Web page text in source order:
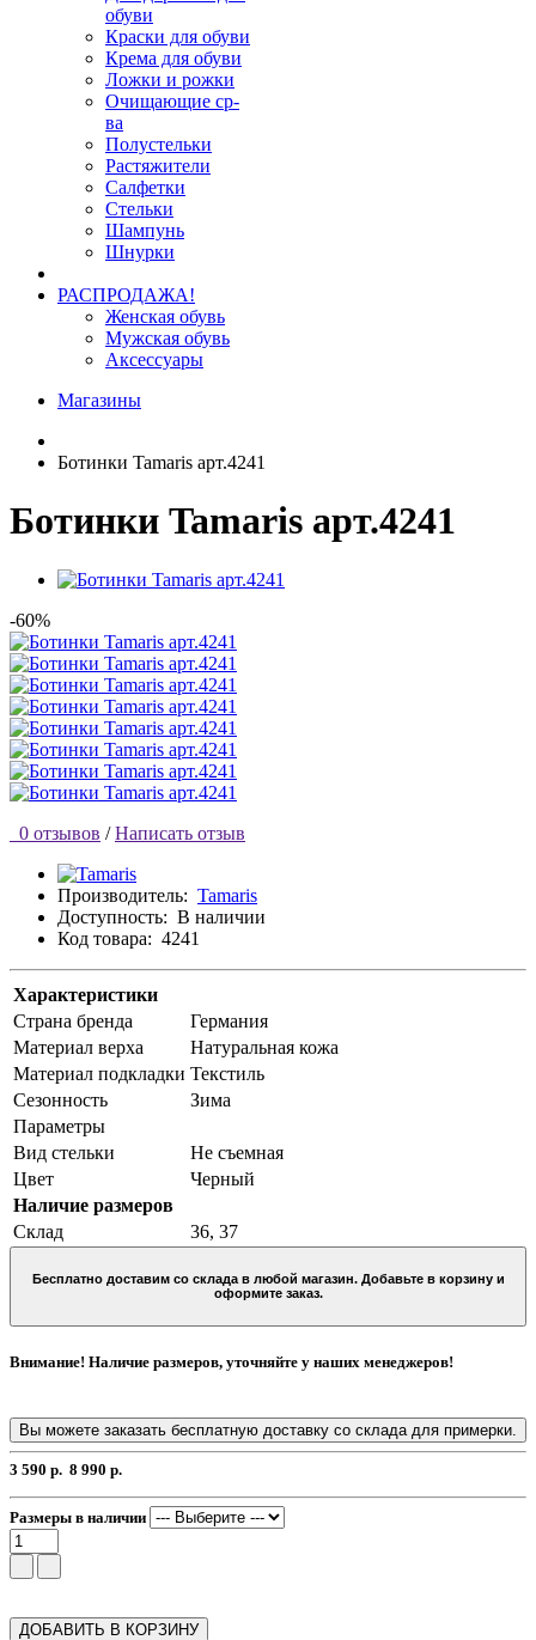
обуви
Краски для обуви
Крема для обуви
Ложки и рожки
Очищающие ср-
ва
Полустельки
Растяжители
Салфетки
Стельки
Шампунь
Шнурки
РАСПРОДАЖА!
Женская обувь
Мужская обувь
Аксессуары
Магазины
Ботинки Tamaris арт.4241
Ботинки Tamaris арт.4241
-60%
0 отзывов / Написать отзыв
Производитель: Tamaris
Доступность: В наличии
Код товара: 4241
Характеристики
Страна бренда
Германия
Материал верха
Натуральная кожа
Материал подкладки Текстиль
Сезонность
Зима
Параметры
Вид стельки
Не съемная
Цвет
Черный
Наличие размеров
Склад
36, 37
Бесплатно доставим со склада в любой магазин. Добавьте в корзину и
оформите заказ.
Внимание! Наличие размеров, уточняйте у наших менеджеров!
Вы можете заказать бесплатную доставку со склада для примерки.
3 590 р. 8 990 р.
Размеры в наличии
ДОБАВИТЬ В КОРЗИНУ